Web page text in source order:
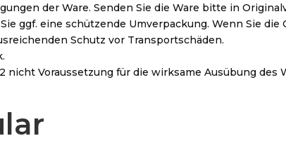
der Ware. Senden Sie die Ware bitte in
ggf. eine schützende Umverpackung. Wenn Sie
Schutz vor Transportschäden.
nicht Voraussetzung für die wirksame Ausübung des